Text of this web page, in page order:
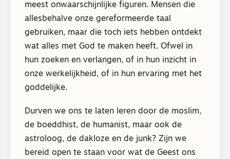
meest onwaarschijnlijke figuren. Mensen die
allesbehalve onze gereformeerde taal
gebruiken, maar die toch iets hebben ontdekt
wat alles met God te maken heeft. Ofwel in
hun zoeken en verlangen, of in hun inzicht in
onze werkelijkheid, of in hun ervaring met het
goddelijke.
Durven we ons te laten leren door de moslim,
de boeddhist, de humanist, maar ook de
astroloog, de dakloze en de junk? Zijn we
bereid open te staan voor wat de Geest ons